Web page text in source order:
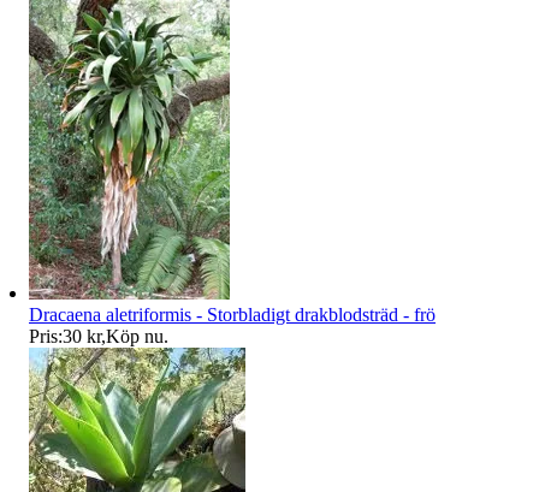
Dracaena aletriformis - Storbladigt drakblodsträd - frö
Pris:30 kr,Köp nu.